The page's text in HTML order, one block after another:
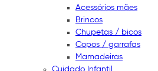
Acessórios mães
Brincos
Chupetas / bicos
Copos / garrafas
Mamadeiras
Cuidado Infantil